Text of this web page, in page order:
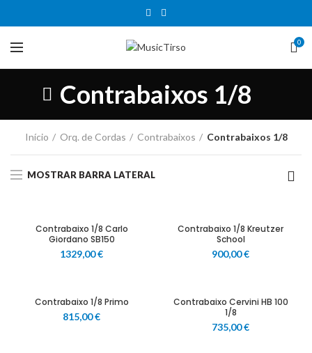
0
Contrabaixos 1/8
Início Orq. de Cordas Contrabaixos Contrabaixos 1/8
MOSTRAR BARRA LATERAL
Contrabaixo 1/8 Carlo
Giordano SB150
1329,00€
Contrabaixo 1/8 Kreutzer
School
900,00€
Contrabaixo 1/8 Primo
815,00€
Contrabaixo Cervini HB 100
1/8
735,00€